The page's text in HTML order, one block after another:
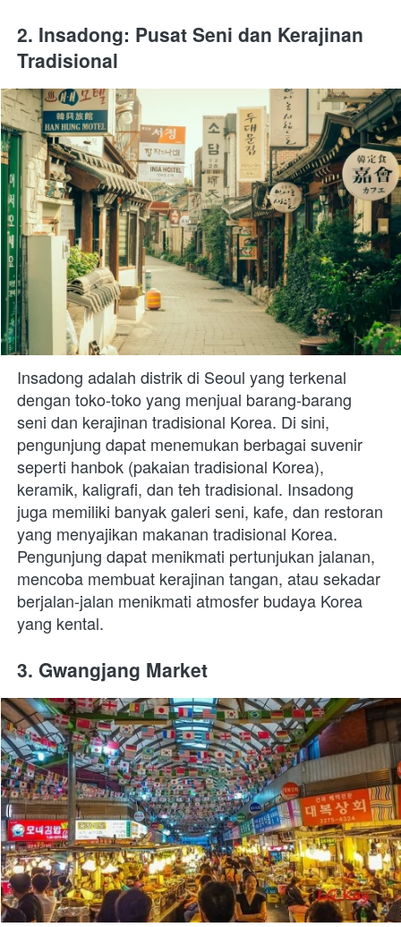
2. Insadong: Pusat Seni dan Kerajinan
Tradisional
Insadong adalah distrik di Seoul yang terkenal
dengan toko-toko yang menjual barang-barang
seni dan kerajinan tradisional Korea. Di sini,
pengunjung dapat menemukan berbagai suvenir
seperti hanbok (pakaian tradisional Korea),
keramik, kaligrafi, dan teh tradisional. Insadong
juga memiliki banyak galeri seni, kafe, dan restoran
yang menyajikan makanan tradisional Korea.
Pengunjung dapat menikmati pertunjukan jalanan,
mencoba membuat kerajinan tangan, atau sekadar
berjalan-jalan menikmati atmosfer budaya Korea
yang kental.
3. Gwangjang Market